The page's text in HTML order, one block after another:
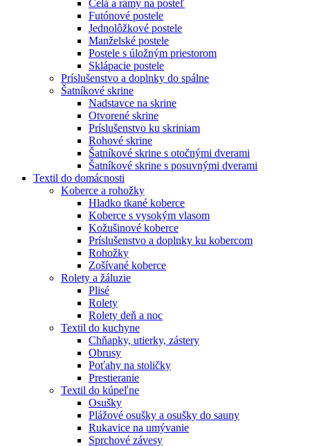
Čelá a rámy na posteľ
Futónové postele
Jednolôžkové postele
Manželské postele
Postele s úložným priestorom
Sklápacie postele
Príslušenstvo a doplnky do spálne
Šatníkové skrine
Nadstavce na skrine
Otvorené skrine
Príslušenstvo ku skriniam
Rohové skrine
Šatníkové skrine s otočnými dverami
Šatníkové skrine s posuvnými dverami
Textil do domácnosti
Koberce a rohožky
Hladko tkané koberce
Koberce s vysokým vlasom
Kožušinové koberce
Príslušenstvo a doplnky ku kobercom
Rohožky
Zošívané koberce
Rolety a žáluzie
Plisé
Rolety
Rolety deň a noc
Textil do kuchyne
Chňapky, utierky, zástery
Obrusy
Poťahy na stoličky
Prestieranie
Textil do kúpeľne
Osušky
Plážové osušky a osušky do sauny
Rukavice na umývanie
Sprchové závesy